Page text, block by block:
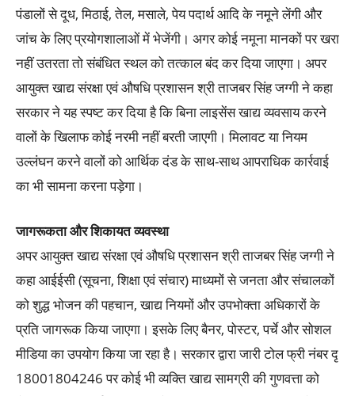
पंडालों से दूध, मिठाई, तेल, मसाले, पेय पदार्थ आदि के नमूने लेंगी और
जांच के लिए प्रयोगशालाओं में भेजेंगी। अगर कोई नमूना मानकों पर खरा
नहीं उतरता तो संबंधित स्थल को तत्काल बंद कर दिया जाएगा। अपर
आयुक्त खाद्य संरक्षा एवं औषधि प्रशासन श्री ताजबर सिंह जग्गी ने कहा
सरकार ने यह स्पष्ट कर दिया है कि बिना लाइसेंस खाद्य व्यवसाय करने
वालों के खिलाफ कोई नरमी नहीं बरती जाएगी। मिलावट या नियम
उल्लंघन करने वालों को आर्थिक दंड के साथ-साथ आपराधिक कार्रवाई
का भी सामना करना पड़ेगा।
जागरूकता और शिकायत व्यवस्था
अपर आयुक्त खाद्य संरक्षा एवं औषधि प्रशासन श्री ताजबर सिंह जग्गी ने
कहा आईईसी (सूचना, शिक्षा एवं संचार) माध्यमों से जनता और संचालकों
को शुद्ध भोजन की पहचान, खाद्य नियमों और उपभोक्ता अधिकारों के
प्रति जागरूक किया जाएगा। इसके लिए बैनर, पोस्टर, पर्चे और सोशल
मीडिया का उपयोग किया जा रहा है। सरकार द्वारा जारी टोल फ्री नंबर दृ
18001804246 पर कोई भी व्यक्ति खाद्य सामग्री की गुणवत्ता को